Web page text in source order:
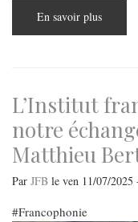
En savoir plus
fête
à
!
L’Institut
notre
Matthieu
Par JFB le ven 11/07/2025
Francophonie